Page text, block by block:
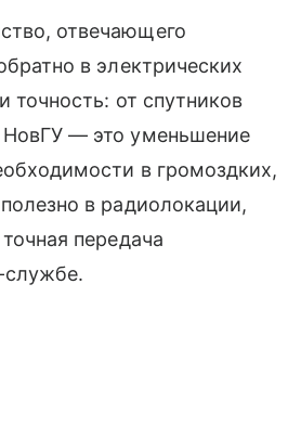
отвечающего
в электрических
точность: от спутников
НовГУ — это уменьшение
в громоздких,
в радиолокации,
передача